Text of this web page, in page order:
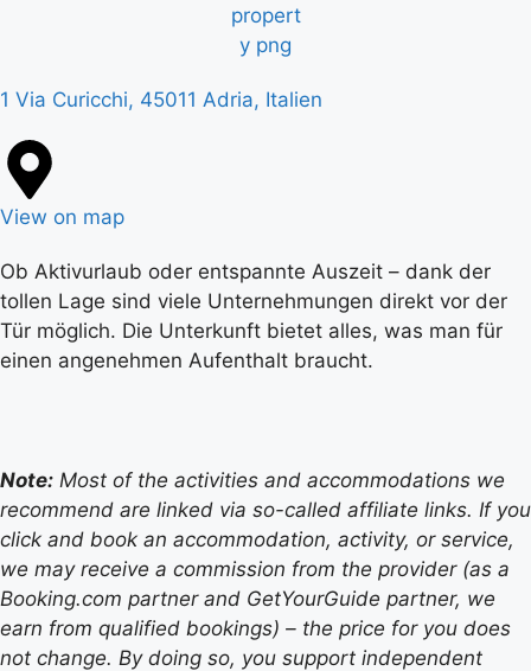
1 Via Curicchi, 45011 Adria, Italien
View on map
Ob Aktivurlaub oder entspannte Auszeit – dank der
tollen Lage sind viele Unternehmungen direkt vor der
Tür möglich. Die Unterkunft bietet alles, was man für
einen angenehmen Aufenthalt braucht.
Note: Most of the activities and accommodations we
recommend are linked via so-called affiliate links. If you
click and book an accommodation, activity, or service,
we may receive a commission from the provider (as a
Booking.com partner and GetYourGuide partner, we
earn from qualified bookings) – the price for you does
not change. By doing so, you support independent